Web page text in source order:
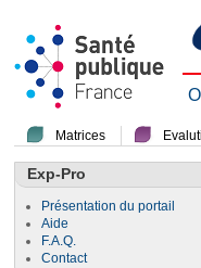
Matrices Evalutil
Exp-Pro
Présentation du portail
Aide
F.A.Q.
Contact